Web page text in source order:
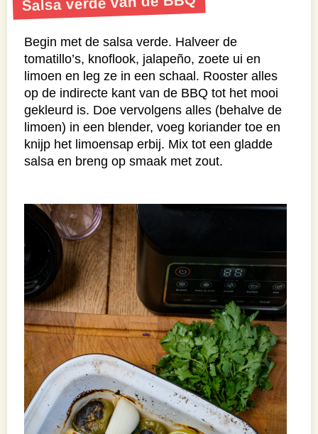
Begin met de salsa verde. Halveer de
tomatillo’s, knoflook, jalapeño, zoete ui en
limoen en leg ze in een schaal. Rooster alles
op de indirecte kant van de BBQ tot het mooi
gekleurd is. Doe vervolgens alles (behalve de
limoen) in een blender, voeg koriander toe en
knijp het limoensap erbij. Mix tot een gladde
salsa en breng op smaak met zout.